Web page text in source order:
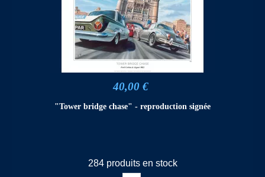
40,00 €
"Tower bridge chase" - reproduction signée
284 produits en stock